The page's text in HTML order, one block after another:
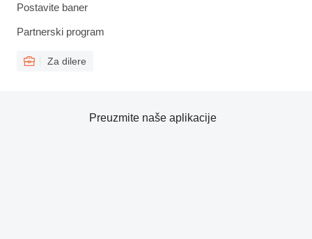
Postavite baner
Partnerski program
Za dilere
Preuzmite naše aplikacije